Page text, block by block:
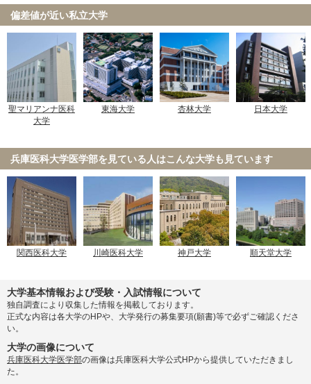
偏差値が近い私立大学
聖マリアンナ医科
大学
東海大学 杏林大学 日本大学
兵庫医科大学医学部を見ている人はこんな大学も見ています
関西医科大学 川崎医科大学 神戸大学 順天堂大学
大学基本情報および受験・入試情報について
独自調査により収集した情報を掲載しております。
正式な内容は各大学のHPや、大学発行の募集要項(願書)等で必ずご確認くださ
い。
大学の画像について
兵庫医科大学医学部の画像は兵庫医科大学公式HPから提供していただきまし
た。